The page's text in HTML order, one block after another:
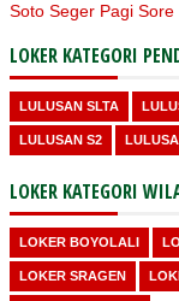
Soto Seger Pagi Sore
LOKER KATEGORI
LULUSAN SLTA
LULUSAN S2
LOKER KATEGORI
LOKER BOYOLALI
LOKER SRAGEN